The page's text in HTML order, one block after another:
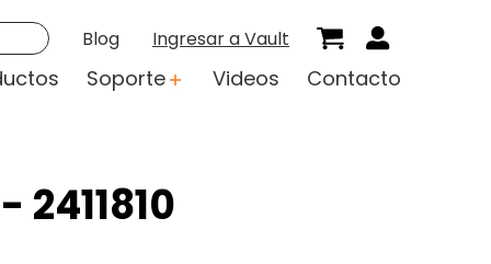
Blog Ingresar a Vault
Soporte Videos Contacto